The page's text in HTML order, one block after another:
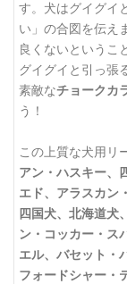
す。犬はグイグイ
い」の合図を伝え
良くないというこ
グイグイと引っ張
素敵なチョークカ
う！
この上質な犬用リ
アン・ハスキー、
エド、アラスカン
四国犬、北海道犬
ン・コッカー・ス
エル、バセット・
フォードシャー・